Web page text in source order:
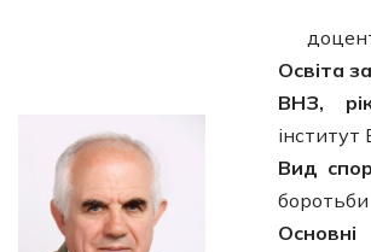
Освіта
ВНЗ,
інститут
Вид
боротьби